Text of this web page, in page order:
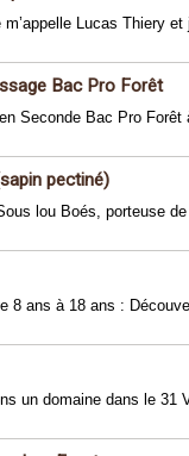
m’appelle Lucas Thiery
Bac Pro Forêt
Seconde Bac Pro Forêt
pectiné)
lou Boés, porteuse
8 ans à 18 ans :
un domaine dans le 31